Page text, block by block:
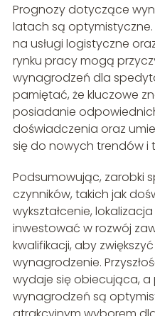
Prognozy dotyczące
latach są
na usługi logistyczne
rynku pracy mogą
wynagrodzeń dla
pamiętać, że kluczowe
posiadanie
doświadczenia oraz
się do nowych trendów i
Podsumowując, zarobki
czynników, takich jak
wykształcenie,
inwestować w rozwój
kwalifikacji, aby
wynagrodzenie.
wydaje się obiecująca,
wynagrodzeń są